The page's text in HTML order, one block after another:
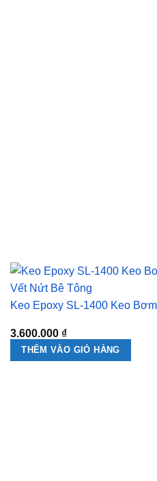
Keo Epoxy SL-1400 Keo
3.600.000 ₫
THÊM VÀO GIỎ HÀNG